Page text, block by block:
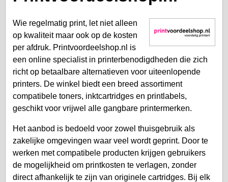
Wie regelmatig print, let niet alleen
op kwaliteit maar ook op de kosten
per afdruk. Printvoordeelshop.nl is
een online specialist in printerbenodigdheden die zich
richt op betaalbare alternatieven voor uiteenlopende
printers. De winkel biedt een breed assortiment
compatibele toners, inktcartridges en printlabels,
geschikt voor vrijwel alle gangbare printermerken.
Het aanbod is bedoeld voor zowel thuisgebruik als
zakelijke omgevingen waar veel wordt geprint. Door te
werken met compatibele producten krijgen gebruikers
de mogelijkheid om printkosten te verlagen, zonder
direct afhankelijk te zijn van originele cartridges. Bij elk